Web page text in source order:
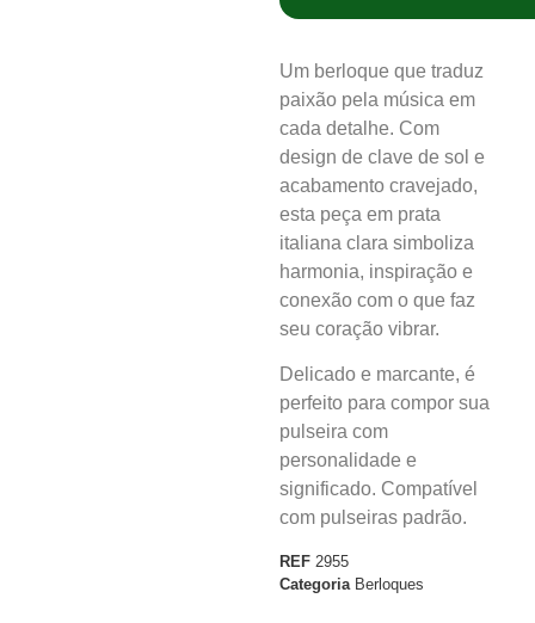
Um berloque que traduz
paixão pela música em
cada detalhe. Com
design de clave de sol e
acabamento cravejado,
esta peça em prata
italiana clara simboliza
harmonia, inspiração e
conexão com o que faz
seu coração vibrar.
Delicado e marcante, é
perfeito para compor sua
pulseira com
personalidade e
significado. Compatível
com pulseiras padrão.
REF 2955
Categoria Berloques